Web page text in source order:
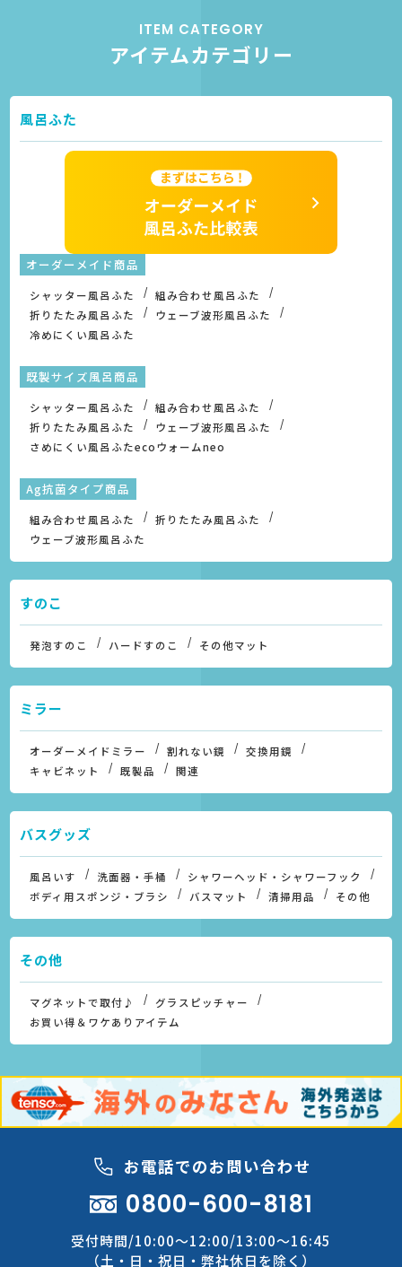
ITEM CATEGORY
アイテムカテゴリー
風呂ふた
オーダーメイド商品
シャッター風呂ふた
組み合わせ風呂ふた
折りたたみ風呂ふた
ウェーブ波形風呂ふた
冷めにくい風呂ふた
既製サイズ風呂商品
シャッター風呂ふた
組み合わせ風呂ふた
折りたたみ風呂ふた
ウェーブ波形風呂ふた
さめにくい風呂ふたecoウォームneo
Ag抗菌タイプ商品
組み合わせ風呂ふた
折りたたみ風呂ふた
ウェーブ波形風呂ふた
すのこ
発泡すのこ ハードすのこ その他マット
ミラー
オーダーメイドミラー 割れない鏡
交換用鏡
キャビネット
既製品 関連
バスグッズ
風呂いす 洗面器・手桶
シャワーヘッド・シャワーフック
ボディ用スポンジ・ブラシ
バスマット 清掃用品 その他
その他
マグネットで取付♪
グラスピッチャー
お買い得＆ワケありアイテム
お電話でのお問い合わせ
0800-600-8181
受付時間/10:00～12:00/13:00～16:45
（土・日・祝日・弊社休日を除く）